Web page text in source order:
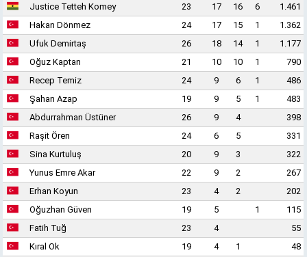
Justice Tetteh Komey
23 17 16 6
1.461
Hakan Dönmez
24 17 15 1
1.362
Ufuk Demirtaş
26 18 14 1
1.177
Oğuz Kaptan
21 10 10 1
790
Recep Temiz
24 9 6 1
486
Şahan Azap
19 9 5 1
483
Abdurrahman Üstüner
26 9 4
398
Raşit Ören
24 6 5
331
Sina Kurtuluş
20 9 3
322
Yunus Emre Akar
22 9 2
267
Erhan Koyun
23 4 2
202
Oğuzhan Güven
19 5 1
115
Fatih Tuğ
23 4
55
Kıral Ok
19 4 1
48